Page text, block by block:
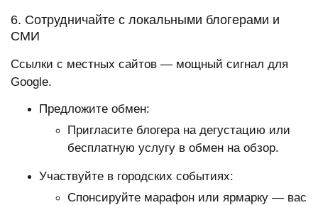
6. Сотрудничайте с локальными блогерами и
СМИ
Ссылки с местных сайтов — мощный сигнал для
Google.
Предложите обмен:
Пригласите блогера на дегустацию или
бесплатную услугу в обмен на обзор.
Участвуйте в городских событиях:
Спонсируйте марафон или ярмарку — вас